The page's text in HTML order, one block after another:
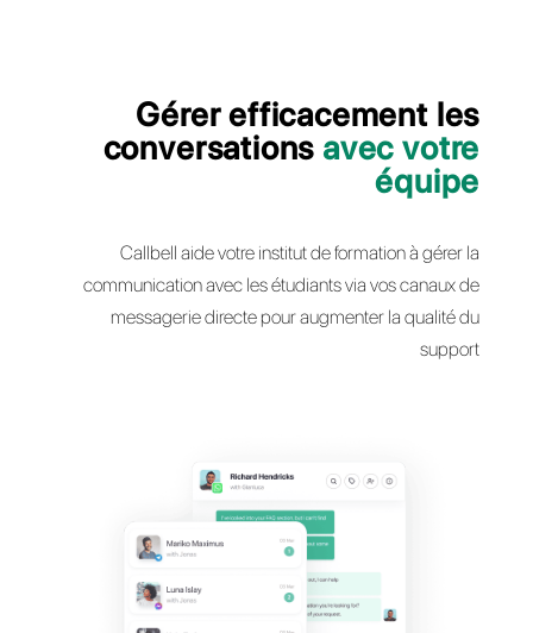
Gérer
Callbell aide votre institut de formation à
communication avec les étudiants via vos
messagerie directe pour augmenter la